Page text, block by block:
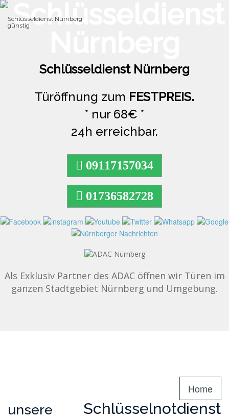
Schlüsseldienst Nürnberg
günstig
Schlüsseldienst Nürnberg
Türöffnung zum FESTPREIS.
* nur 68€ *
24h erreichbar.
09117157034
01736582728
Als Exklusiv Partner des ADAC öffnen wir Türen im
ganzen Stadtgebiet Nürnberg und Umgebung.
Home
unsere
Schlüsselnotdienst